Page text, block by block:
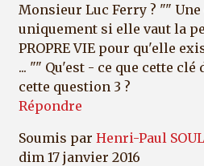
Monsieur Luc Ferry ? "" Une
uniquement si elle vaut la
PROPRE VIE pour qu'elle
... "" Qu'est - ce que cette
cette question 3 ?
Répondre
Soumis par Henri-Paul
dim 17 janvier 2016